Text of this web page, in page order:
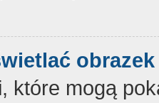
które mogą